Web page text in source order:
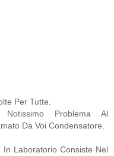
Per Tutte.
Problema Al
Da Voi Condensatore.
Laboratorio Consiste Nel